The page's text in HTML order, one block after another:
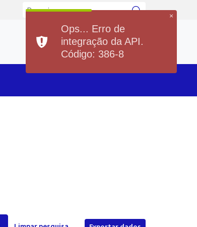
Previsão do Tempo
Hoje
Min20°Max36°
Segunda
Min 20°
×
Ops... Erro de
integração da API.
Código: 386-8